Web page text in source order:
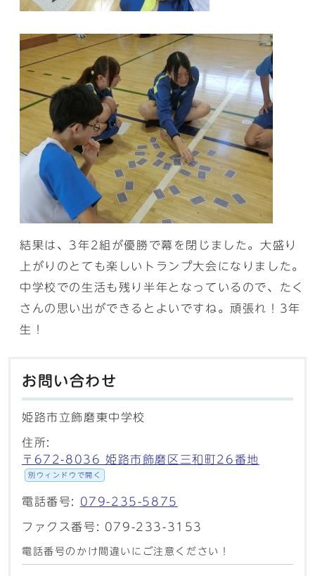
結果は、3年2組が優勝で幕を閉じました。大盛り
上がりのとても楽しいトランプ大会になりました。
中学校での生活も残り半年となっているので、たく
さんの思い出ができるとよいですね。頑張れ！3年
生！
お問い合わせ
姫路市立飾磨東中学校
住所:
〒672-8036 姫路市飾磨区三和町26番地
別ウィンドウで開く
電話番号: 079-235-5875
ファクス番号: 079-233-3153
電話番号のかけ間違いにご注意ください！